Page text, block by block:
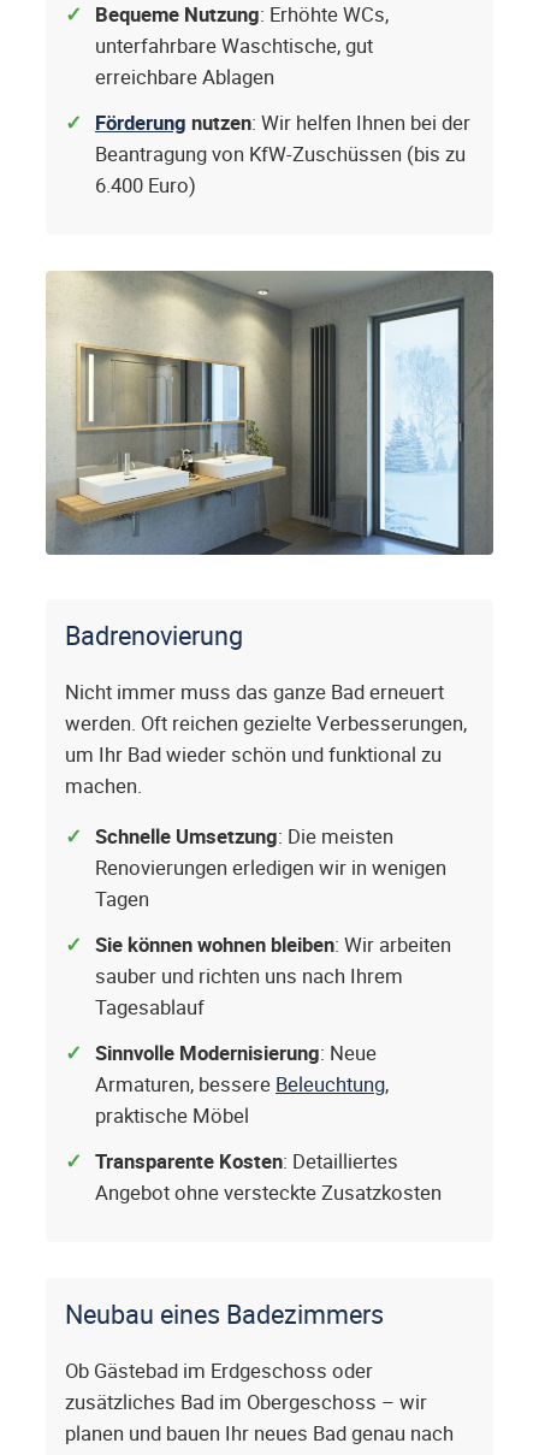
Bequeme Nutzung: Erhöhte WCs,
unterfahrbare Waschtische, gut
erreichbare Ablagen
Förderung nutzen: Wir helfen Ihnen bei der
Beantragung von KfW-Zuschüssen (bis zu
6.400 Euro)
Badrenovierung
Nicht immer muss das ganze Bad erneuert
werden. Oft reichen gezielte Verbesserungen,
um Ihr Bad wieder schön und funktional zu
machen.
Schnelle Umsetzung: Die meisten
Renovierungen erledigen wir in wenigen
Tagen
Sie können wohnen bleiben: Wir arbeiten
sauber und richten uns nach Ihrem
Tagesablauf
Sinnvolle Modernisierung: Neue
Armaturen, bessere Beleuchtung,
praktische Möbel
Transparente Kosten: Detailliertes
Angebot ohne versteckte Zusatzkosten
Neubau eines Badezimmers
Ob Gästebad im Erdgeschoss oder
zusätzliches Bad im Obergeschoss – wir
planen und bauen Ihr neues Bad genau nach